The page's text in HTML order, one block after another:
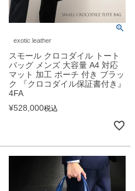
exotic leather
スモール クロコダイル トート
バッグ メンズ 大容量 A4 対応
マット 加工 ポーチ 付き ブラッ
ク 『クロコダイル保証書付き』
4FA
¥528,000税込